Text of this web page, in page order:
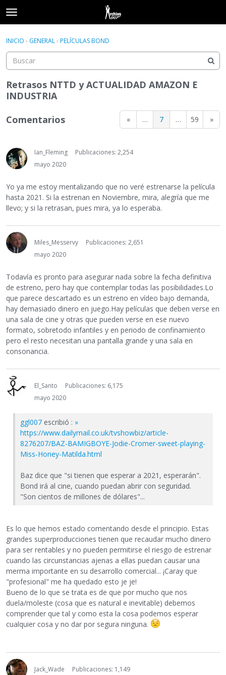
t
o
g
e
m
e
n
Acceder
Hilos
Actividad
Acceder Registrarse
INICIO › GENERAL› PELÍCULAS BOND
Retrasos NTTD y ACTUALIDAD AMAZON E
INDUSTRIA
« … 7 … 59 »
Comentarios
Ian_Fleming
Publicaciones: 2,254
mayo 2020
Yo ya me estoy mentalizando que no veré estrenarse la película
hasta 2021. Si la estrenan en Noviembre, mira, alegría que me
llevo; y si la retrasan, pues mira, ya lo esperaba.
Miles_Messervy
Publicaciones: 2,651
mayo 2020
Todavía es pronto para asegurar nada sobre la fecha definitiva
de estreno, pero hay que contemplar todas las posibilidades.Lo
que parece descartado es un estreno en vídeo bajo demanda,
hay demasiado dinero en juego.Hay películas que deben verse en
una sala de cine y otras que pueden verse en ese nuevo
formato, sobretodo infantiles y en periodo de confinamiento
pero el resto necesitan una pantalla grande y una sala en
consonancia.
El_Santo
Publicaciones: 6,175
mayo 2020
ggl007 escribió : »
https://www.dailymail.co.uk/tvshowbiz/article-
8276207/BAZ-BAMIGBOYE-Jodie-Cromer-sweet-playing-
Miss-Honey-Matilda.html
Baz dice que "si tienen que esperar a 2021, esperarán".
Bond irá al cine, cuando puedan abrir con seguridad.
"Son cientos de millones de dólares"...
Es lo que hemos estado comentando desde el principio. Estas
grandes superproducciones tienen que recaudar mucho dinero
para ser rentables y no pueden permitirse el riesgo de estrenar
cuando las circunstancias ajenas a ellas puedan causar una
merma importante en su desarrollo comercial... ¡Caray que
"profesional" me ha quedado esto je je!
Bueno de lo que se trata es de que por mucho que nos
duela/moleste (cosa que es natural e inevitable) debemos
comprender que tal y como esta la cosa podemos esperar
cualquier cosa y no dar por segura ninguna.
Jack_Wade
Publicaciones: 1,149